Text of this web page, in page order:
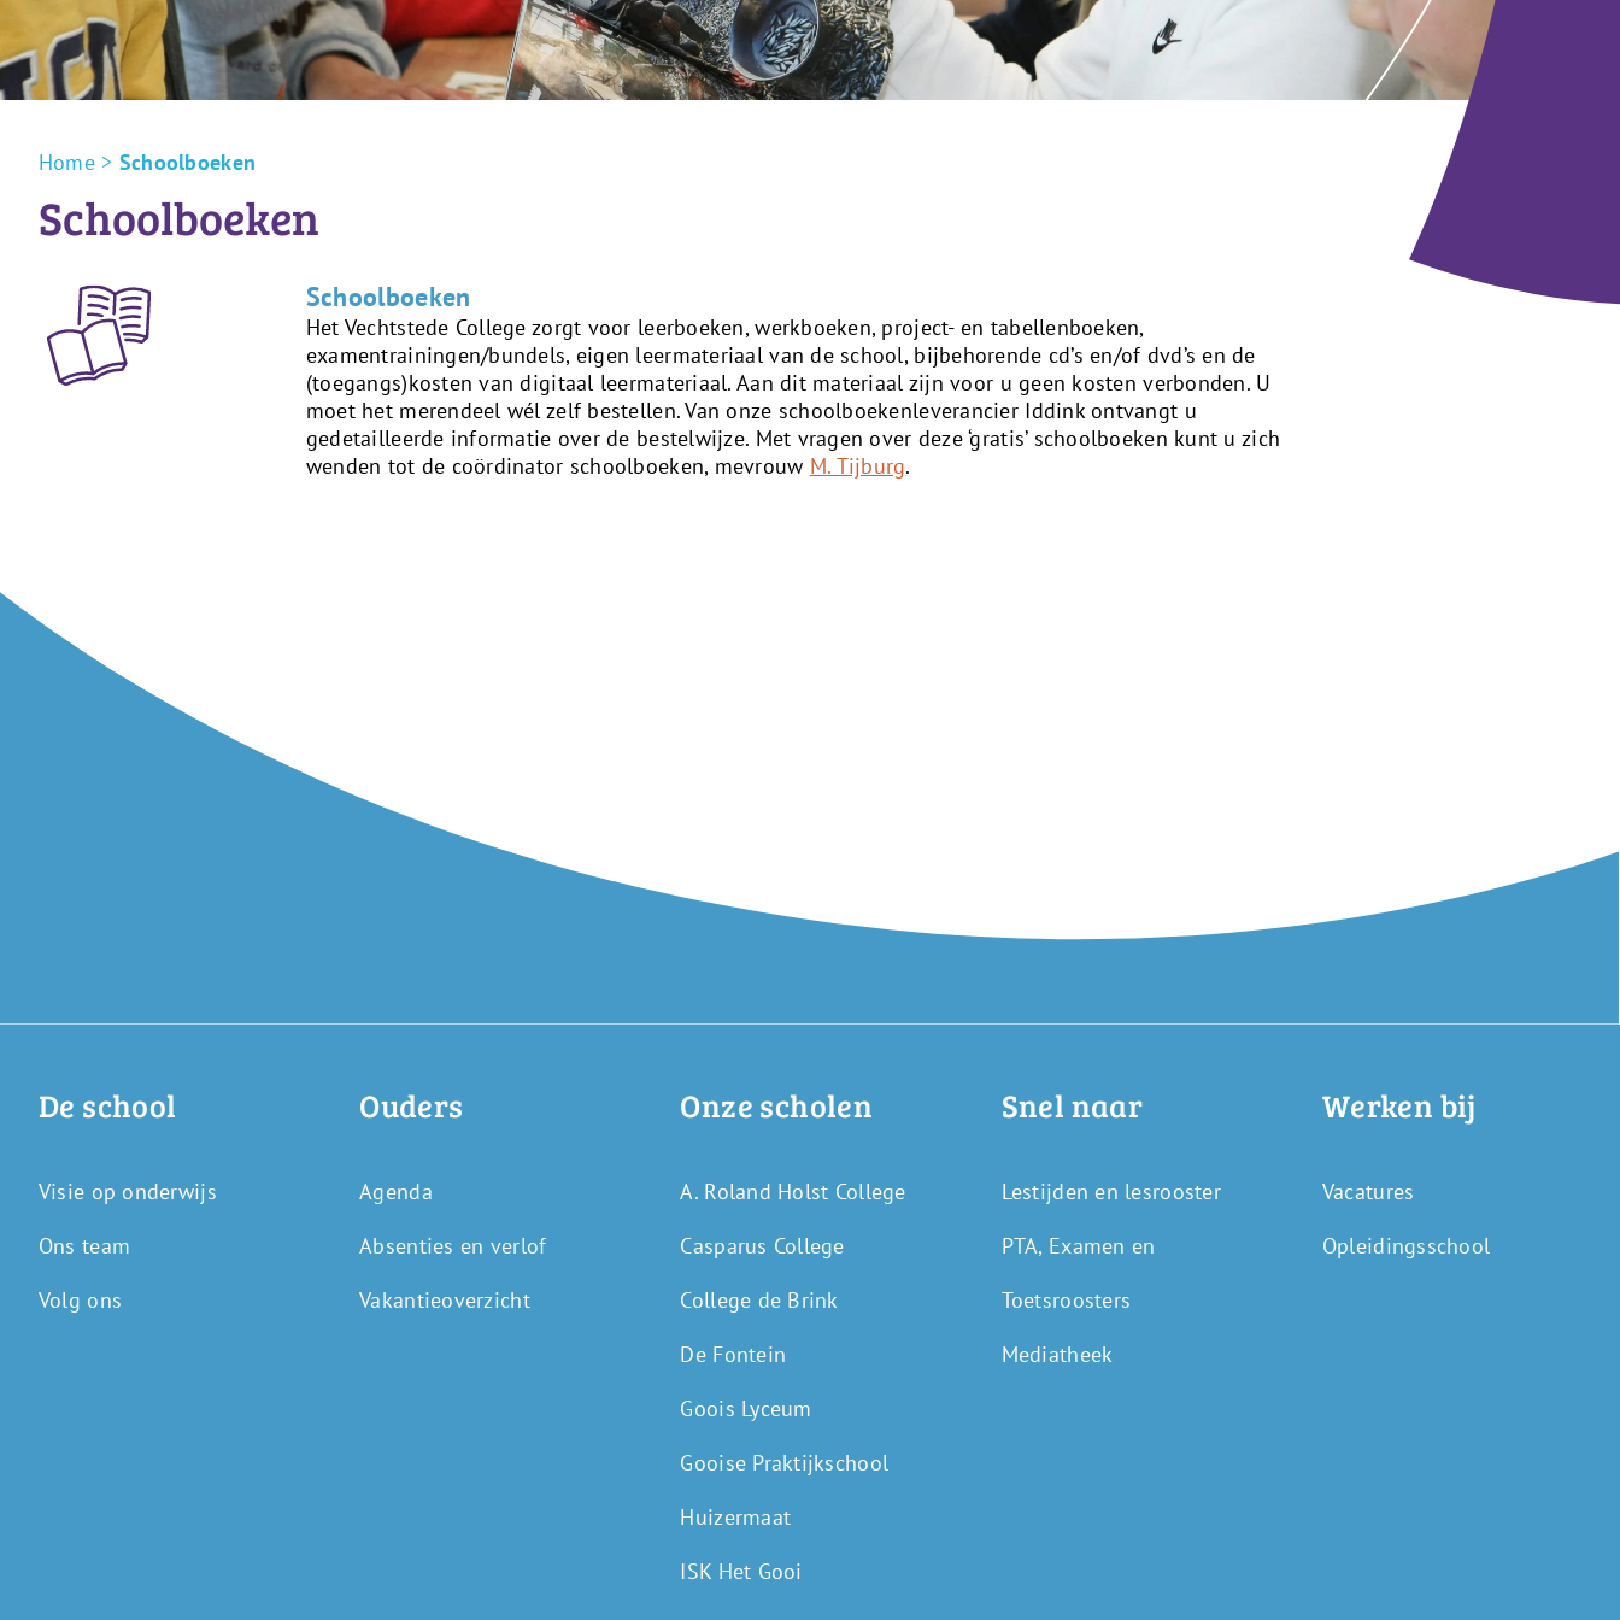
Home > Schoolboeken
Schoolboeken
Schoolboeken
Het Vechtstede College zorgt voor leerboeken, werkboeken, project- en tabellenboeken,
examentrainingen/bundels, eigen leermateriaal van de school, bijbehorende cd’s en/of dvd’s en de
(toegangs)kosten van digitaal leermateriaal. Aan dit materiaal zijn voor u geen kosten verbonden. U
moet het merendeel wél zelf bestellen. Van onze schoolboekenleverancier Iddink ontvangt u
gedetailleerde informatie over de bestelwijze. Met vragen over deze ‘gratis’ schoolboeken kunt u zich
wenden tot de coördinator schoolboeken, mevrouw M. Tijburg.
De school
Visie op onderwijs
Ons team
Volg ons
Ouders
Agenda
Absenties en verlof
Vakantieoverzicht
Onze scholen
A. Roland Holst College
Casparus College
College de Brink
De Fontein
Goois Lyceum
Gooise Praktijkschool
Huizermaat
ISK Het Gooi
Snel naar
Lestijden en lesrooster
PTA, Examen en
Toetsroosters
Mediatheek
Werken bij
Vacatures
Opleidingsschool